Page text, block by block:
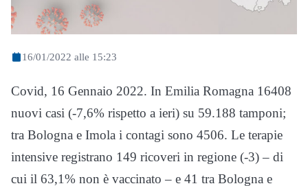
16/01/2022 alle 15:23
Covid, 16 Gennaio 2022. In Emilia Romagna 16408
nuovi casi (-7,6% rispetto a ieri) su 59.188 tamponi;
tra Bologna e Imola i contagi sono 4506. Le terapie
intensive registrano 149 ricoveri in regione (-3) – di
cui il 63,1% non è vaccinato – e 41 tra Bologna e